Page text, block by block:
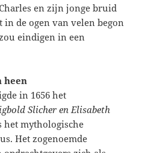
en zijn jonge bruid
in de ogen van velen begon
eindigen in een
heen
in 1656 het
Slicher en Elisabeth
het mythologische
Het zogenoemde